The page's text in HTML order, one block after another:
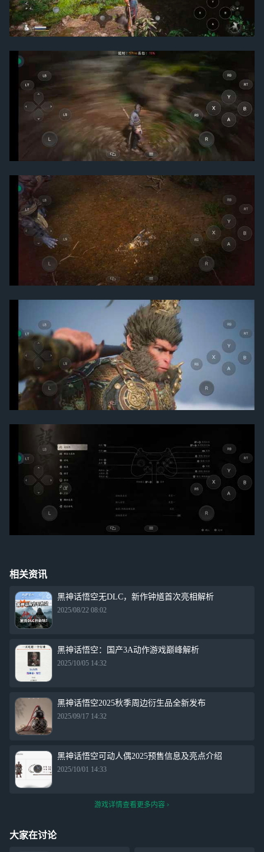
相关资讯
黑神话悟空无DLC，新作钟馗首次亮相解析
2025/08/22 08:02
黑神话悟空：国产3A动作游戏巅峰解析
2025/10/05 14:32
黑神话悟空2025秋季周边衍生品全新发布
2025/09/17 14:32
黑神话悟空可动人偶2025预售信息及亮点介绍
2025/10/01 14:33
游戏详情查看更多内容
大家在讨论